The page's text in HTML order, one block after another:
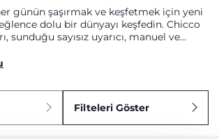
günün şaşırmak ve keşfetmek için yeni
dolu bir dünyayı keşfedin. Chicco
sunduğu sayısız uyarıcı, manuel ve
ve motor gelişimlerine de katkıda
Filteleri Göster